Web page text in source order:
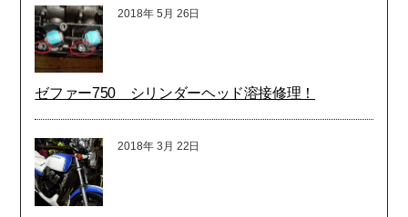
2018年 5月 26日
ゼファー750 シリンダーヘッド溶接修理！
2018年 3月 22日